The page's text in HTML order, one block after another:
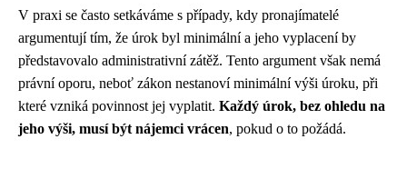
V praxi se často setkáváme s případy, kdy pronajímatelé
argumentují tím, že úrok byl minimální a jeho vyplacení by
představovalo administrativní zátěž. Tento argument však nemá
právní oporu, neboť zákon nestanoví minimální výši úroku, při
které vzniká povinnost jej vyplatit. Každý úrok, bez ohledu na
jeho výši, musí být nájemci vrácen, pokud o to požádá.